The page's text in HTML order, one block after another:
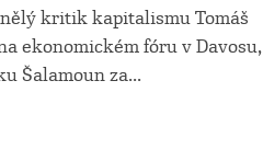
kritik kapitalismu Tomáš
ekonomickém fóru v Davosu,
Šalamoun za...